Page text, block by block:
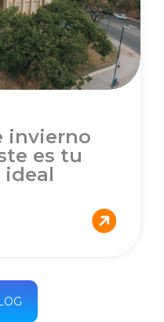
invierno
es tu